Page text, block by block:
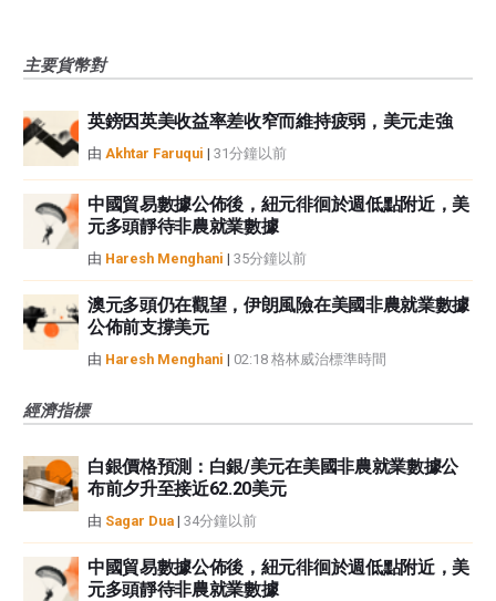
主要貨幣對
英鎊因英美收益率差收窄而維持疲弱，美元走強
由 Akhtar Faruqui | 31分鐘以前
中國貿易數據公佈後，紐元徘徊於週低點附近，美
元多頭靜待非農就業數據
由 Haresh Menghani | 35分鐘以前
澳元多頭仍在觀望，伊朗風險在美國非農就業數據
公佈前支撐美元
由 Haresh Menghani | 02:18 格林威治標準時間
經濟指標
白銀價格預測：白銀/美元在美國非農就業數據公
布前夕升至接近62.20美元
由 Sagar Dua | 34分鐘以前
中國貿易數據公佈後，紐元徘徊於週低點附近，美
元多頭靜待非農就業數據